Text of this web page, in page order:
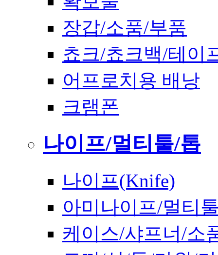
장갑/소품/부품
쵸크/쵸크백/테이
어프로치용 배낭
크램폰
나이프/멀티툴/톱
나이프(Knife)
아미나이프/멀티
케이스/샤프너/소